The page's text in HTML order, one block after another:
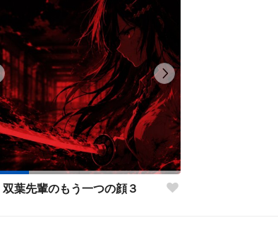
双葉先輩のもう一つの顔３